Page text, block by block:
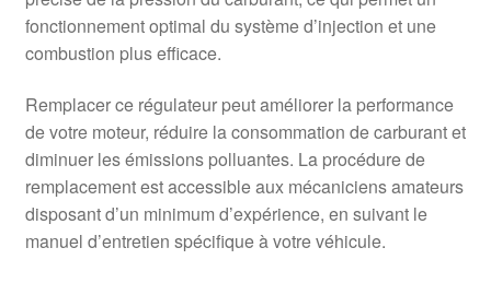
fonctionnement optimal du système d’injection et une
combustion plus efficace.
Remplacer ce régulateur peut améliorer la performance
de votre moteur, réduire la consommation de carburant et
diminuer les émissions polluantes. La procédure de
remplacement est accessible aux mécaniciens amateurs
disposant d’un minimum d’expérience, en suivant le
manuel d’entretien spécifique à votre véhicule.